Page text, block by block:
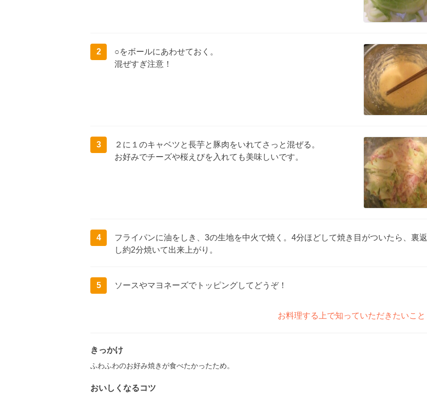
2
○をボールにあわせておく。
混ぜすぎ注意！
3
２に１のキャベツと長芋と豚肉をいれてさっと混ぜる。
お好みでチーズや桜えびを入れても美味しいです。
4
フライパンに油をしき、3の生地を中火で焼く。4分ほどして焼き目がついたら、裏返
し約2分焼いて出来上がり。
5 ソースやマヨネーズでトッピングしてどうぞ！
お料理する上で知っていただきたいこと
きっかけ
ふわふわのお好み焼きが食べたかったため。
おいしくなるコツ